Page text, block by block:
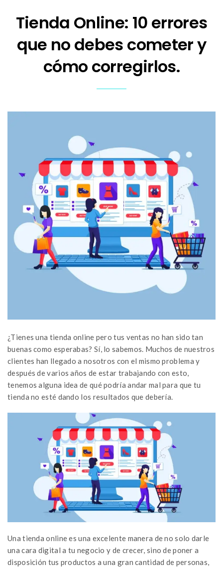
Tienda Online: 10 errores
que no debes cometer y
cómo corregirlos.
¿Tienes una tienda online pero tus ventas no han sido tan
buenas como esperabas? Sí, lo sabemos. Muchos de nuestros
clientes han llegado a nosotros con el mismo problema y
después de varios años de estar trabajando con esto,
tenemos alguna idea de qué podría andar mal para que tu
tienda no esté dando los resultados que debería.
Una tienda online es una excelente manera de no solo darle
una cara digital a tu negocio y de crecer, sino de poner a
disposición tus productos a una gran cantidad de personas,